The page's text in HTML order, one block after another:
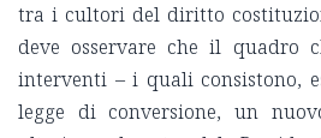
tra i cultori del diritto
deve osservare che il quadro
interventi – i quali consistono,
legge di conversione, un